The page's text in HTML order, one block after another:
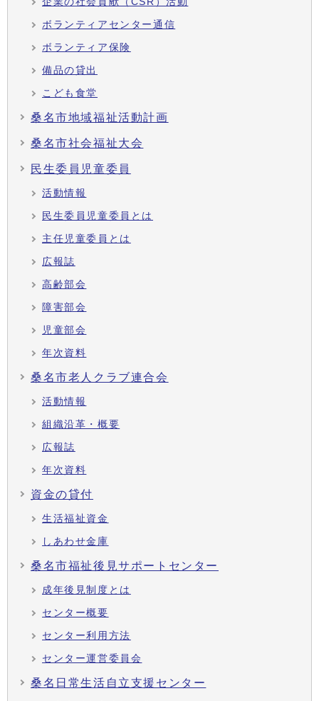
ボランティアセンター通信
ボランティア保険
備品の貸出
こども食堂
桑名市地域福祉活動計画
桑名市社会福祉大会
民生委員児童委員
活動情報
民生委員児童委員とは
主任児童委員とは
広報誌
高齢部会
障害部会
児童部会
年次資料
桑名市老人クラブ連合会
活動情報
組織沿革・概要
広報誌
年次資料
資金の貸付
生活福祉資金
しあわせ金庫
桑名市福祉後見サポートセンター
成年後見制度とは
センター概要
センター利用方法
センター運営委員会
桑名日常生活自立支援センター